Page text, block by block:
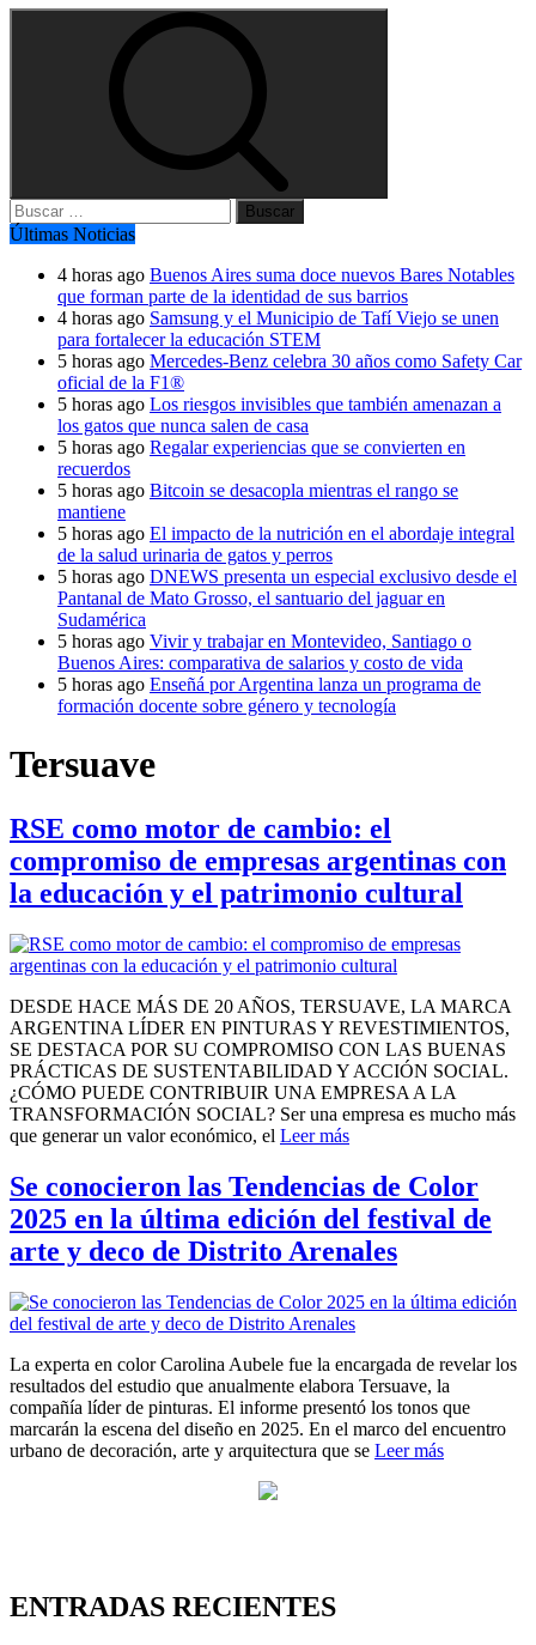
Buscar:
Últimas Noticias
4 horas ago Buenos Aires suma doce nuevos Bares Notables
que forman parte de la identidad de sus barrios
4 horas ago Samsung y el Municipio de Tafí Viejo se unen
para fortalecer la educación STEM
5 horas ago Mercedes-Benz celebra 30 años como Safety Car
oficial de la F1®
5 horas ago Los riesgos invisibles que también amenazan a
los gatos que nunca salen de casa
5 horas ago Regalar experiencias que se convierten en
recuerdos
5 horas ago Bitcoin se desacopla mientras el rango se
mantiene
5 horas ago El impacto de la nutrición en el abordaje integral
de la salud urinaria de gatos y perros
5 horas ago DNEWS presenta un especial exclusivo desde el
Pantanal de Mato Grosso, el santuario del jaguar en
Sudamérica
5 horas ago Vivir y trabajar en Montevideo, Santiago o
Buenos Aires: comparativa de salarios y costo de vida
5 horas ago Enseñá por Argentina lanza un programa de
formación docente sobre género y tecnología
Tersuave
RSE como motor de cambio: el
compromiso de empresas argentinas con
la educación y el patrimonio cultural
DESDE HACE MÁS DE 20 AÑOS, TERSUAVE, LA MARCA
ARGENTINA LÍDER EN PINTURAS Y REVESTIMIENTOS,
SE DESTACA POR SU COMPROMISO CON LAS BUENAS
PRÁCTICAS DE SUSTENTABILIDAD Y ACCIÓN SOCIAL.
¿CÓMO PUEDE CONTRIBUIR UNA EMPRESA A LA
TRANSFORMACIÓN SOCIAL? Ser una empresa es mucho más
que generar un valor económico, el Leer más
Se conocieron las Tendencias de Color
2025 en la última edición del festival de
arte y deco de Distrito Arenales
La experta en color Carolina Aubele fue la encargada de revelar los
resultados del estudio que anualmente elabora Tersuave, la
compañía líder de pinturas. El informe presentó los tonos que
marcarán la escena del diseño en 2025. En el marco del encuentro
urbano de decoración, arte y arquitectura que se Leer más
ENTRADAS RECIENTES